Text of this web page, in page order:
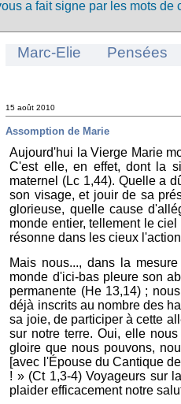
a fait signe par les mots de
Marc-Elie Pensées
15 août 2010
Assomption de Marie
Aujourd'hui la Vierge Marie
C'est elle, en effet, dont la
maternel (Lc 1,44). Quelle a
son visage, et jouir de sa
glorieuse, quelle cause
monde entier, tellement le
résonne dans les cieux
Mais nous..., dans la
monde d'ici-bas pleure son
permanente (He 13,14) ;
déjà inscrits au nombre des
sa joie, de participer à cette
sur notre terre. Oui, elle
gloire que nous pouvons,
[avec l'Épouse du Cantique
! » (Ct 1,3-4) Voyageurs sur
plaider efficacement notre